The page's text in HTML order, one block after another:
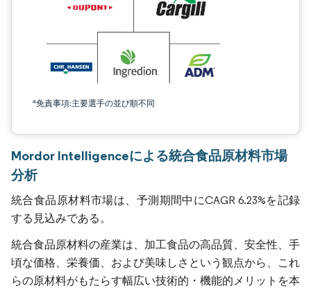
*免責事項:主要選手の並び順不同
Mordor Intelligenceによる統合食品原材料市場
分析
統合食品原材料市場は、予測期間中にCAGR 6.23%を記録
する見込みである。
統合食品原材料の産業は、加工食品の高品質、安全性、手
頃な価格、栄養価、および美味しさという観点から、これ
らの原材料がもたらす幅広い技術的・機能的メリットを本